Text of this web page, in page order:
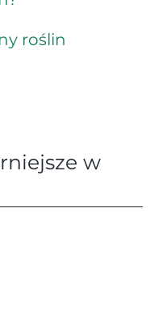
roślin
w